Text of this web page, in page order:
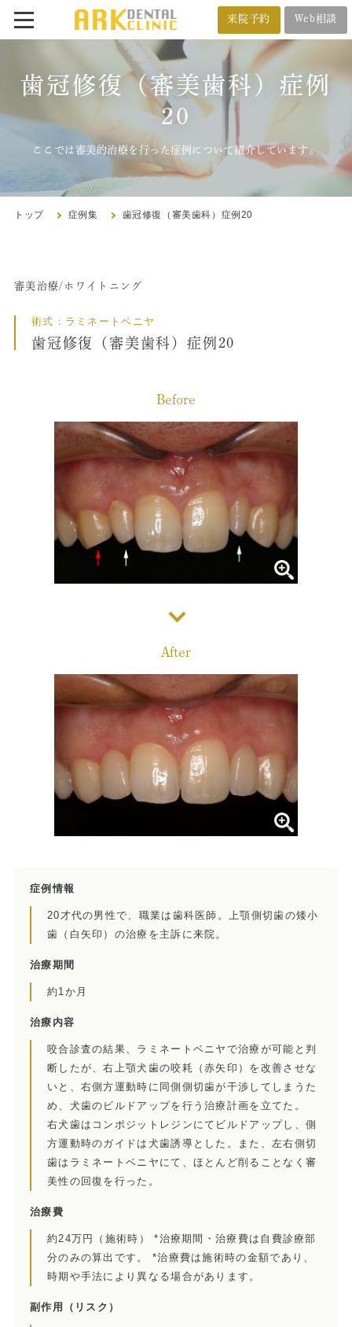
番町オフィス
BANCHO OFFICE
03-5212-4618
トップ
クリニック紹介
コンセプト
番町オフィス
医院紹介
アクセス
審美治療/ホワイトニング
新しい審美歯科
ホワイトニング
症例集
インプラント/骨増生
治療の流れ、当院でのポイント
よくある質問
症例集
歯列矯正/インビザライン
矯正治療とは？
治療の手順
治療費
歯内療法/マイクロエンド
歯内療法とは
当院の治療のポイント
歯内療法後の補綴治療
症例集
歯周病治療/予防歯科
ペリオドンタルメディスン
再生療法とは
スタッフ紹介
こんな症状が出たら
症例集
来院予約 Web相談
オンライン相談
歯冠修復（審美歯科）症例
20
ここでは審美的治療を行った症例について紹介しています。
トップ 症例集 歯冠修復（審美歯科）症例20
審美治療/ホワイトニング
術式：ラミネートベニヤ
歯冠修復（審美歯科）症例20
Before
After
症例情報
20才代の男性で、職業は歯科医師。上顎側切歯の矮小
歯（白矢印）の治療を主訴に来院。
治療期間
約1か月
治療内容
咬合診査の結果、ラミネートベニヤで治療が可能と判
断したが、右上顎犬歯の咬耗（赤矢印）を改善させな
いと、右側方運動時に同側側切歯が干渉してしまうた
め、犬歯のビルドアップを行う治療計画を立てた。
右犬歯はコンポジットレジンにてビルドアップし、側
方運動時のガイドは犬歯誘導とした。また、左右側切
歯はラミネートベニヤにて、ほとんど削ることなく審
美性の回復を行った。
治療費
約24万円（施術時） *治療期間・治療費は自費診療部
分のみの算出です。 *治療費は施術時の金額であり、
時期や手法により異なる場合があります。
副作用 （リスク）